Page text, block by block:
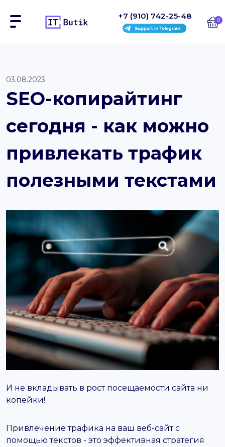
Сайты
Интернет-магазины
Блоки
Контакты
support@it-butik.ru
+7 (910) 742-25-48 0
03.08.2023
SEO-копирайтинг
сегодня - как можно
привлекать трафик
полезными текстами
И не вкладывать в рост посещаемости сайта ни
копейки!
Привлечение трафика на ваш веб-сайт с
помощью текстов - это эффективная стратегия